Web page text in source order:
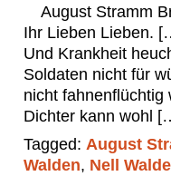
August Stramm
Ihr Lieben Lieben.
Und Krankheit
Soldaten nicht für
nicht fahnenflüchtig
Dichter kann wohl
Tagged: August
Walden, Nell